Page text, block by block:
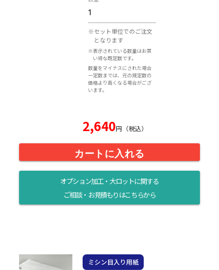
※セット単位でのご注文
となります
※表示されている数量はお買
い得な既定数です。
数量をマイナスにされた場合
一定数までは、元の規定数の
価格より高くなる場合がござ
います。
2,640円（税込）
カートに入れる
オプション加工・大ロットに関する
ご相談・お見積もりはこちらから
ミシン目入り用紙